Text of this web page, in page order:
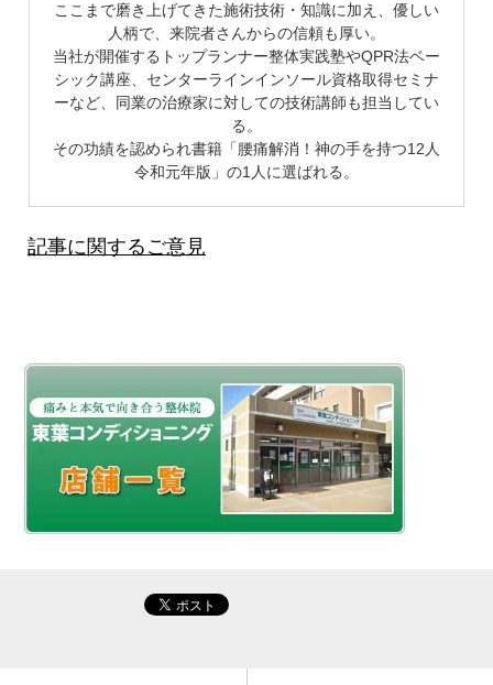
ここまで磨き上げてきた施術技術・知識に加え、優しい
人柄で、来院者さんからの信頼も厚い。
当社が開催するトップランナー整体実践塾やQPR法ベー
シック講座、センターラインインソール資格取得セミナ
ーなど、同業の治療家に対しての技術講師も担当してい
る。
その功績を認められ書籍「腰痛解消！神の手を持つ12人
令和元年版」の1人に選ばれる。
記事に関するご意見